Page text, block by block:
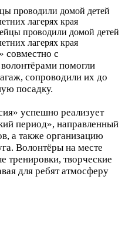
проводили домой детей
лагерях края
совместно с
помогли
сопроводили их до
посадку.
успешно реализует
период», направленный
а также организацию
Волонтёры на месте
тренировки, творческие
для ребят атмосферу